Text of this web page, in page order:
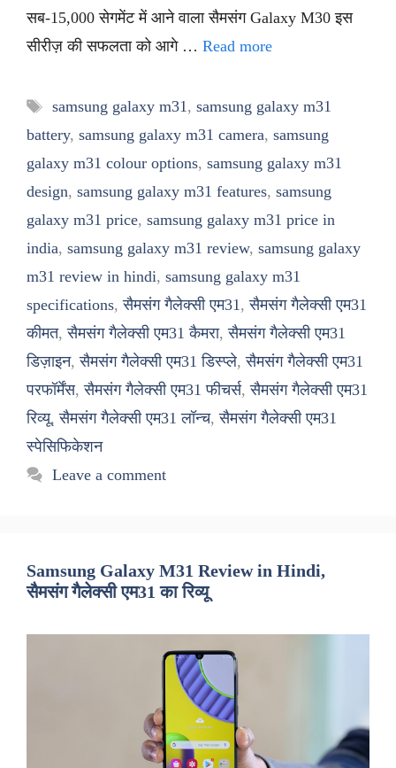
सब-15,000 सेगमेंट में आने वाला सैमसंग Galaxy M30 इस
सीरीज़ की सफलता को आगे … Read more
Tags
samsung galaxy m31, samsung galaxy m31
battery, samsung galaxy m31 camera, samsung
galaxy m31 colour options, samsung galaxy m31
design, samsung galaxy m31 features, samsung
galaxy m31 price, samsung galaxy m31 price in
india, samsung galaxy m31 review, samsung galaxy
m31 review in hindi, samsung galaxy m31
specifications,सैमसंग गैलेक्सी एम31,सैमसंग गैलेक्सी एम31
कीमत,सैमसंग गैलेक्सी एम31 कैमरा,सैमसंग गैलेक्सी एम31
डिज़ाइन,सैमसंग गैलेक्सी एम31 डिस्प्ले,सैमसंग गैलेक्सी एम31
परफॉर्मेंस,सैमसंग गैलेक्सी एम31 फीचर्स,सैमसंग गैलेक्सी एम31
रिव्यू,सैमसंग गैलेक्सी एम31 लॉन्च,सैमसंग गैलेक्सी एम31
स्पेसिफिकेशन
Leave a comment
Samsung Galaxy M31 Review in Hindi,
सैमसंग गैलेक्सी एम31 का रिव्यू